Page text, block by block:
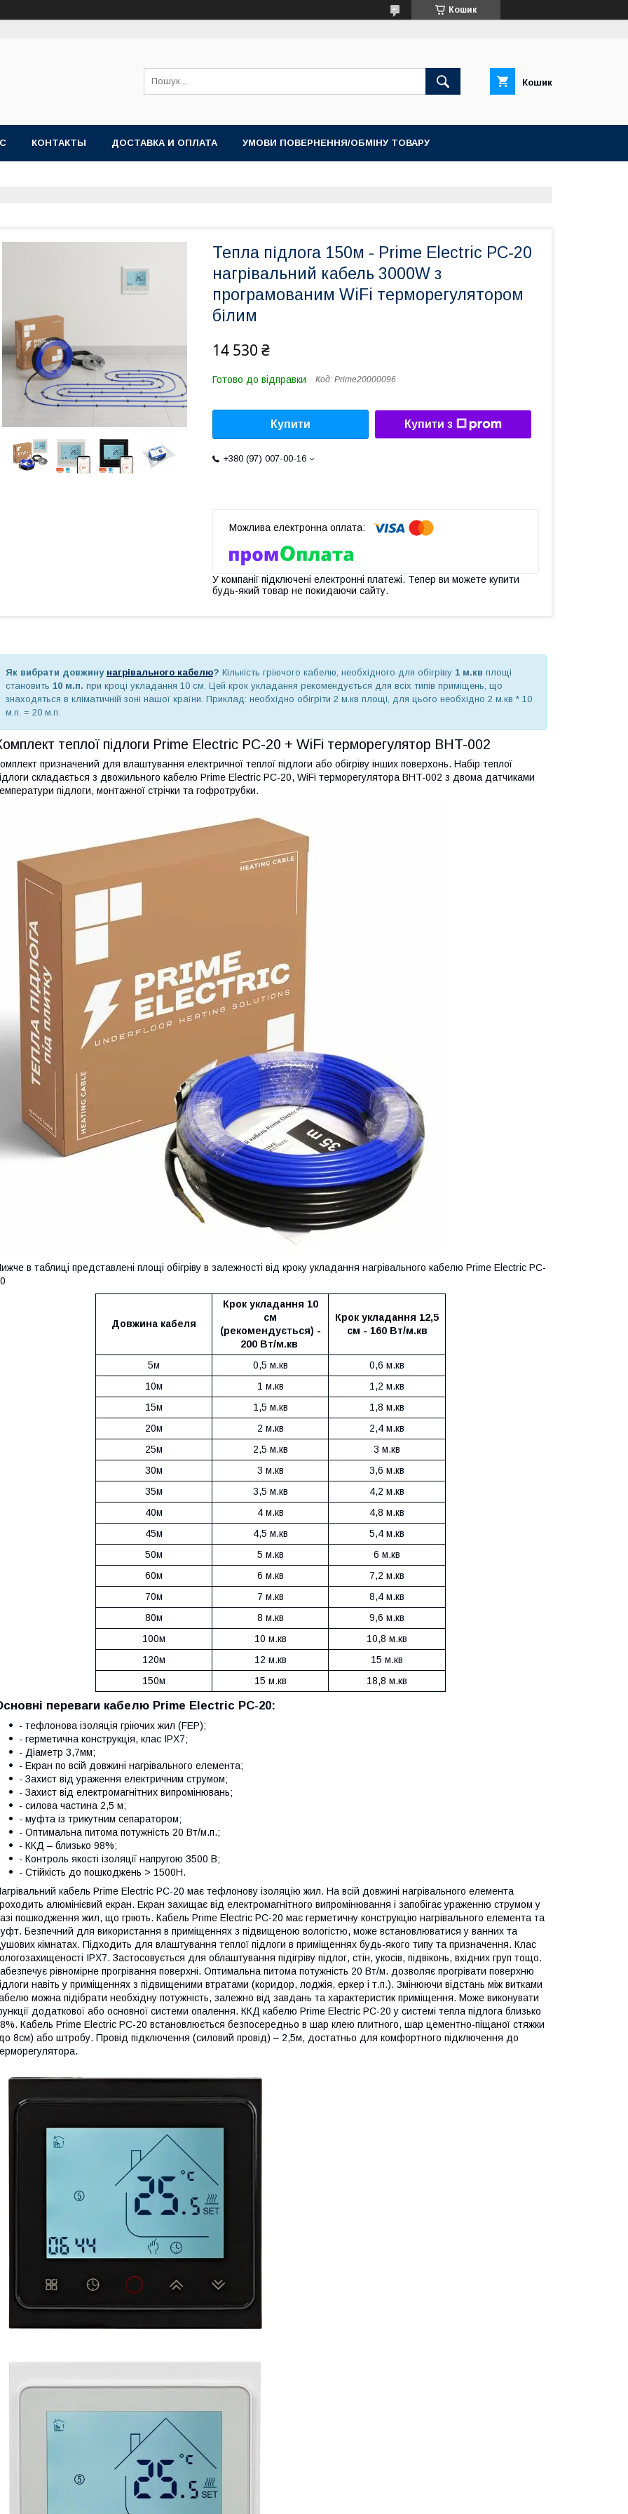
Кошик
Кошик
КОНТАКТЫ ДОСТАВКА И ОПЛАТА УМОВИ ПОВЕРНЕННЯ/ОБМІНУ ТОВАРУ
Тепла підлога 150м - Prime Electric PC-20
нагрівальний кабель 3000W з
програмованим WiFi терморегулятором
білим
14 530 ₴
Готово до відправки Код: Prime20000096
Купити Купити з
+380 (97) 007-00-16
У компанії підключені електронні платежі. Тепер ви можете купити
будь-який товар не покидаючи сайту.
Як вибрати довжину нагрівального кабелю? Кількість гріючого кабелю, необхідного для обігріву 1 м.кв площі
становить 10 м.п. при кроці укладання 10 см. Цей крок укладання рекомендується для всіх типів приміщень, що
знаходяться в кліматичній зоні нашої країни. Приклад: необхідно обігріти 2 м.кв площі, для цього необхідно 2 м.кв * 10
м.п. = 20 м.п.
теплої підлоги Prime Electric PC-20 + WiFi терморегулятор BHT-002
призначений для влаштування електричної теплої підлоги або обігріву інших поверхонь. Набір теплої
складається з двожильного кабелю Prime Electric PC-20, WiFi терморегулятора BHT-002 з двома датчиками
підлоги, монтажної стрічки та гофротрубки.
в таблиці представлені площі обігріву в залежності від кроку укладання нагрівального кабелю Prime Electric PC-
Довжина кабеля
Крок укладання 10
см
(рекомендується) -
200 Вт/м.кв
Крок укладання 12,5
см - 160 Вт/м.кв
5м 0,5 м.кв
0,6 м.кв
10м
1 м.кв
1,2 м.кв
15м
1,5 м.кв
1,8 м.кв
20м
2 м.кв
2,4 м.кв
25м
2,5 м.кв
3 м.кв
30м
3 м.кв
3,6 м.кв
35м
3,5 м.кв
4,2 м.кв
40м
4 м.кв
4,8 м.кв
45м
4,5 м.кв
5,4 м.кв
50м
5 м.кв
6 м.кв
60м
6 м.кв
7,2 м.кв
70м
7 м.кв
8,4 м.кв
80м
8 м.кв
9,6 м.кв
100м
10 м.кв
10,8 м.кв
120м
12 м.кв
15 м.кв
150м
15 м.кв 18,8 м.кв
переваги кабелю Prime Electric PC-20:
- тефлонова ізоляція гріючих жил (FEP);
- герметична конструкція, клас IPX7;
- Діаметр 3,7мм;
- Екран по всій довжині нагрівального елемента;
- Захист від ураження електричним струмом;
- Захист від електромагнітних випромінювань;
- силова частина 2,5 м;
- муфта із трикутним сепаратором;
- Оптимальна питома потужність 20 Вт/м.п.;
- ККД – близько 98%;
- Контроль якості ізоляції напругою 3500 В;
- Стійкість до пошкоджень > 1500H.
кабель Prime Electric PC-20 має тефлонову ізоляцію жил. На всій довжині нагрівального елемента
алюмінієвий екран. Екран захищає від електромагнітного випромінювання і запобігає ураженню струмом у
пошкодження жил, що гріють. Кабель Prime Electric PC-20 має герметичну конструкцію нагрівального елемента та
Безпечний для використання в приміщеннях з підвищеною вологістю, може встановлюватися у ванних та
кімнатах. Підходить для влаштування теплої підлоги в приміщеннях будь-якого типу та призначення. Клас
IPX7. Застосовується для облаштування підігріву підлог, стін, укосів, підвіконь, вхідних груп тощо.
рівномірне прогрівання поверхні. Оптимальна питома потужність 20 Вт/м. дозволяє прогрівати поверхню
навіть у приміщеннях з підвищеними втратами (коридор, лоджія, еркер і т.п.). Змінюючи відстань між витками
можна підібрати необхідну потужність, залежно від завдань та характеристик приміщення. Може виконувати
додаткової або основної системи опалення. ККД кабелю Prime Electric PC-20 у системі тепла підлога близько
Кабель Prime Electric PC-20 встановлюється безпосередньо в шар клею плитного, шар цементно-піщаної стяжки
8см) або штробу. Провід підключення (силовий провід) – 2,5м, достатньо для комфортного підключення до